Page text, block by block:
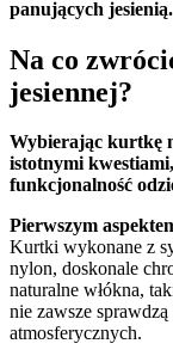
panujących jesienią.
Na co
jesiennej?
Wybierając kurtkę
istotnymi
funkcjonalność
Pierwszym
Kurtki wykonane z
nylon, doskonale
naturalne włókna,
nie zawsze
atmosferycznych.